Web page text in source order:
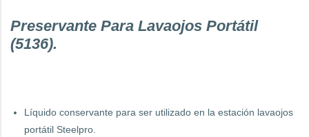
Preservante Para Lavaojos Portátil
(5136).
Líquido conservante para ser utilizado en la estación lavaojos
portátil Steelpro.